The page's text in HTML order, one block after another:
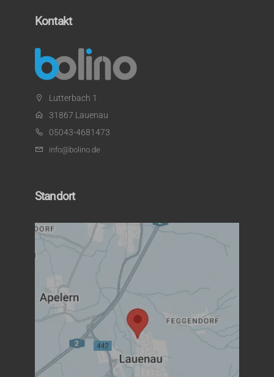
Kontakt
Lutterbach 1
31867 Lauenau
05043-4681473
info@bolino.de
Standort